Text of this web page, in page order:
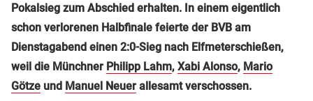
Pokalsieg zum Abschied erhalten. In einem eigentlich
schon verlorenen Halbfinale feierte der BVB am
Dienstagabend einen 2:0-Sieg nach Elfmeterschießen,
weil die Münchner Philipp Lahm, Xabi Alonso, Mario
Götze und Manuel Neuer allesamt verschossen.